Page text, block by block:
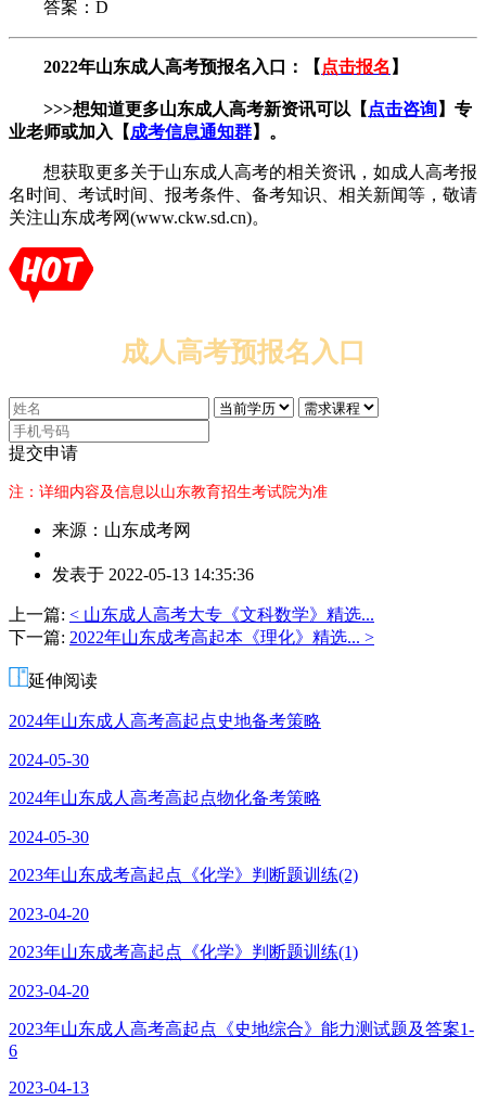
答案：D
​ 2022年山东成人高考预报名入口：【 点击报名 】
>>>想知道更多山东成人高考新资讯可以【 点击咨询】专
业老师或加入【成考信息通知群】。
想获取更多关于山东成人高考的相关资讯，如成人高考报
名时间、考试时间、报考条件、备考知识、相关新闻等，敬请
关注山东成考网(www.ckw.sd.cn)。
成人高考预报名入口
提交申请
注：详细内容及信息以山东教育招生考试院为准
来源：山东成考网
者：
老
师
发表于 2022-05-13 14:35:36
上一篇: < 山东成人高考大专《文科数学》精选...
下一篇: 2022年山东成考高起本《理化》精选... >
延伸阅读
2024年山东成人高考高起点史地备考策略
2024-05-30
2024年山东成人高考高起点物化备考策略
2024-05-30
2023年山东成考高起点《化学》判断题训练(2)
2023-04-20
2023年山东成考高起点《化学》判断题训练(1)
2023-04-20
2023年山东成人高考高起点《史地综合》能力测试题及答案1-
6
2023-04-13